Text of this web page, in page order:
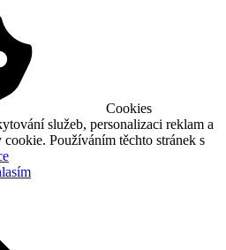
Cookies
služeb, personalizaci reklam a
Používáním těchto stránek s